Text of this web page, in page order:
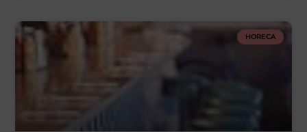
HORECA